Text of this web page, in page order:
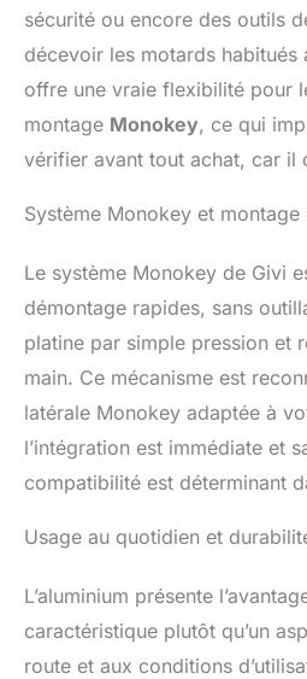
sécurité ou encore des outils
décevoir les motards
offre une vraie flexibilité pour
montage Monokey, ce qui
vérifier avant tout achat, car il
Système Monokey et
Le système Monokey de Givi
démontage rapides, sans
platine par simple pression et
main. Ce mécanisme est
latérale Monokey adaptée à
l’intégration est immédiate et
compatibilité est déterminant
Usage au quotidien et
L’aluminium présente
caractéristique plutôt qu’un
route et aux conditions